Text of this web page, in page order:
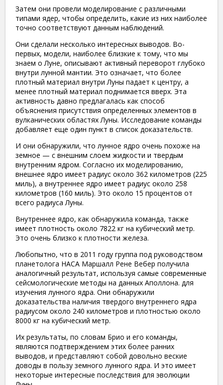
Затем они провели моделирование с различными
типами ядер, чтобы определить, какие из них наиболее
точно соответствуют данным наблюдений.
Они сделали несколько интересных выводов. Во-
первых, модели, наиболее близкие к тому, что мы
знаем о Луне, описывают активный переворот глубоко
внутри лунной мантии. Это означает, что более
плотный материал внутри Луны падает к центру, а
менее плотный материал поднимается вверх. Эта
активность давно предлагалась как способ
объяснения присутствия определенных элементов в
вулканических областях Луны. Исследование команды
добавляет еще один пункт в список доказательств.
И они обнаружили, что лунное ядро ​​очень похоже на
земное — с внешним слоем жидкости и твердым
внутренним ядром. Согласно их моделированию,
внешнее ядро ​​имеет радиус около 362 километров (225
миль), а внутреннее ядро ​​имеет радиус около 258
километров (160 миль). Это около 15 процентов от
всего радиуса Луны.
Внутреннее ядро, как обнаружила команда, также
имеет плотность около 7822 кг на кубический метр.
Это очень близко к плотности железа.
Любопытно, что в 2011 году группа под руководством
планетолога НАСА Маршалл Рене Вебер получила
аналогичный результат, используя самые современные
сейсмологические методы на данных Аполлона. для
изучения лунного ядра. Они обнаружили
доказательства наличия твердого внутреннего ядра
радиусом около 240 километров и плотностью около
8000 кг на кубический метр.
Их результаты, по словам Брио и его команды,
являются подтверждением этих более ранних
выводов, и представляют собой довольно веские
доводы в пользу земного лунного ядра. И это имеет
некоторые интересные последствия для эволюции